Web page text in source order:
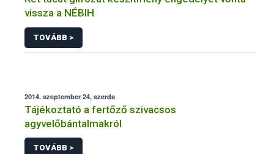
vissza a NÉBIH
TOVÁBB >
2014. szeptember 24, szerda
Tájékoztató a fertőző szivacsos
agyvelőbántalmakról
TOVÁBB >